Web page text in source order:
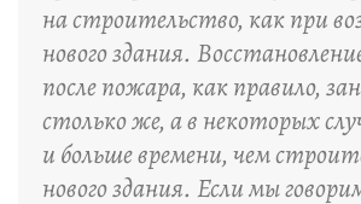
на строительство, как при
нового здания.
после пожара, как правило,
столько же, а в некоторых
и больше времени, чем
нового здания. Если мы